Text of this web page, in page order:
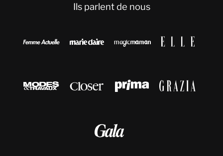
Ils parlent de nous
   
   
